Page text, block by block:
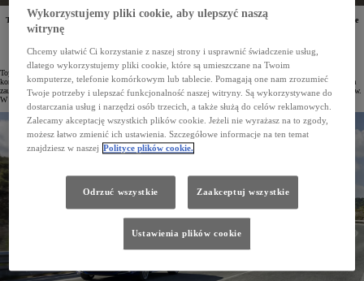
Toyota od 15 lat utrzymuje status najchętniej wybieranej marki motoryzacyjnej na świecie i pozostaje
największym producentem samochodów. W minionym roku klienci z sześciu kontynentów nabyli
łącznie 10,8 miliona pojazdów tej firmy, z czego aż 4,5 miliona stanowiły modele zelektryfikowane.
Na polskim rynku Toyota działa od 1991 roku i już od pięciu lat nieprzerwanie zajmuje pierwsze
miejsce wśród najpopularniejszych marek w kraju.
Toyota Motor Corporation założona w 1937 roku w XXI wieku ugruntowała swoją pozycję jako największy
koncern motoryzacyjny na świecie. Obecna w ponad 170 krajach i regionach na sześciu kontynentach zdobyła
zaufanie klientów dzięki swojej niezrównanej reputacji w zakresie jakości, niezawodności i trwałości pojazdów.
W 2024 roku globalna sprzedaż marki osiągnęła poziom 10,8 miliona samochodów.
Wykorzystujemy pliki cookie, aby ulepszyć naszą
witrynę
Chcemy ułatwić Ci korzystanie z naszej strony i usprawnić świadczenie usług,
dlatego wykorzystujemy pliki cookie, które są umieszczane na Twoim
komputerze, telefonie komórkowym lub tablecie. Pomagają one nam zrozumieć
Twoje potrzeby i ulepszać funkcjonalność naszej witryny. Są wykorzystywane do
dostarczania usług i narzędzi osób trzecich, a także służą do celów reklamowych.
Zalecamy akceptację wszystkich plików cookie. Jeżeli nie wyrażasz na to zgody,
możesz łatwo zmienić ich ustawienia. Szczegółowe informacje na ten temat
znajdziesz w naszej Polityce plików cookie.
Odrzuć wszystkie Zaakceptuj wszystkie
Ustawienia plików cookie